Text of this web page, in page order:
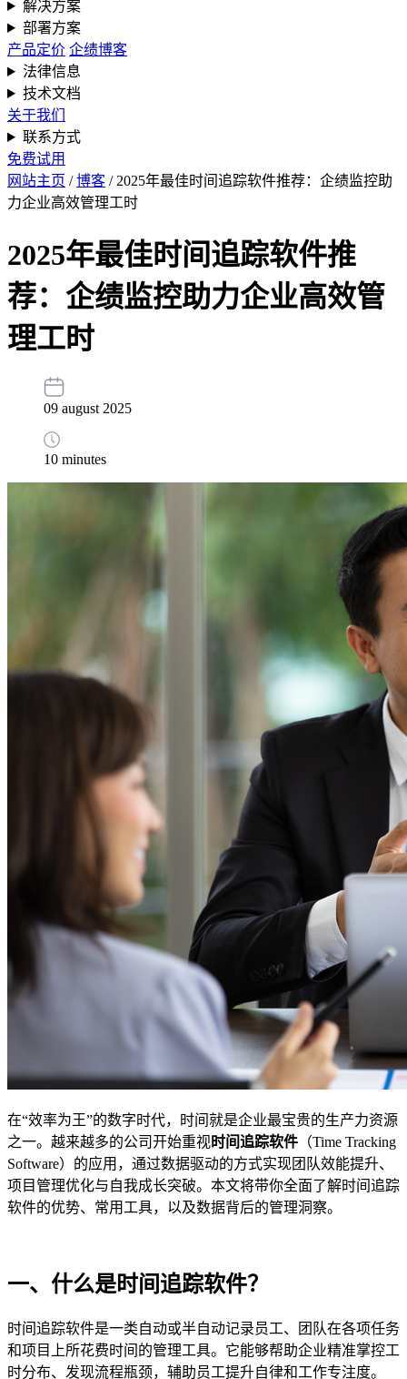
解决方案
部署方案
产品定价 企绩博客
法律信息
技术文档
关于我们
联系方式
免费试用
网站主页 /博客 / 2025年最佳时间追踪软件推荐：企绩监控助
力企业高效管理工时
2025年最佳时间追踪软件推
荐：企绩监控助力企业高效管
理工时
09 august 2025
10 minutes
在“效率为王”的数字时代，时间就是企业最宝贵的生产力资源
之一。越来越多的公司开始重视时间追踪软件 （Time Tracking
Software）的应用，通过数据驱动的方式实现团队效能提升、
项目管理优化与自我成长突破。本文将带你全面了解时间追踪
软件的优势、常用工具，以及数据背后的管理洞察。
一、什么是时间追踪软件？
时间追踪软件是一类自动或半自动记录员工、团队在各项任务
和项目上所花费时间的管理工具。它能够帮助企业精准掌控工
时分布、发现流程瓶颈，辅助员工提升自律和工作专注度。